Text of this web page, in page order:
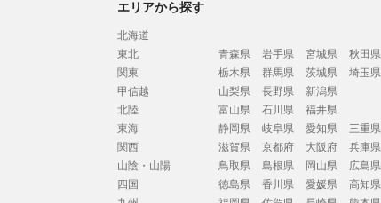
エリアから探す
北海道
東北
青森県 岩手県 宮城県 秋田県
関東
栃木県 群馬県 茨城県 埼玉県
甲信越
山梨県 長野県
新潟県
北陸
富山県 石川県
福井県
東海
静岡県 岐阜県 愛知県
三重県
関西
滋賀県 京都府 大阪府 兵庫県
山陰・山陽
鳥取県 島根県 岡山県 広島県
四国
徳島県 香川県 愛媛県
高知県